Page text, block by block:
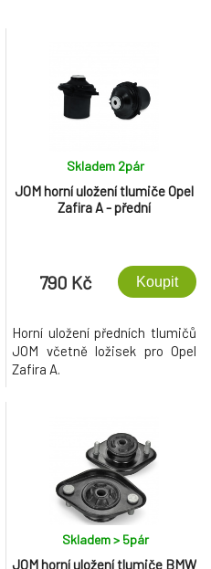
JOM horní uložení tlumiče Opel
Zafira A - přední
Skladem 2pár
790 Kč Koupit
Horní uložení předních tlumičů
JOM včetně ložisek pro Opel
Zafira A.
JOM horní uložení tlumiče BMW
Skladem > 5pár